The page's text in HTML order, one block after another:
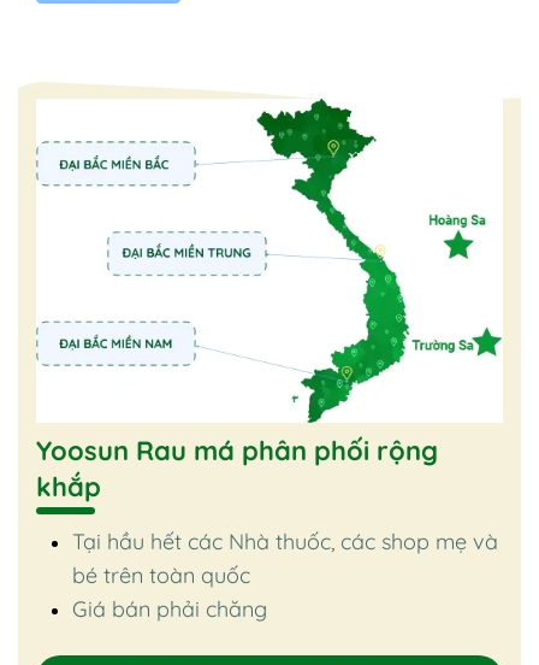
Yoosun Rau má phân phối rộng
khắp
Tại hầu hết các Nhà thuốc, các shop mẹ và
bé trên toàn quốc
Giá bán phải chăng